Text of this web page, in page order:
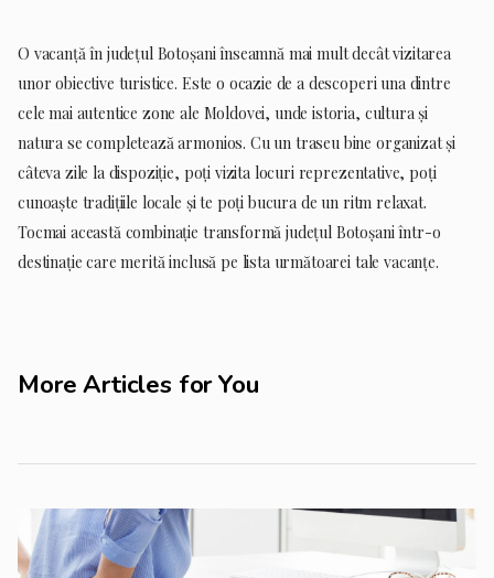
O vacanță în județul Botoșani înseamnă mai mult decât vizitarea
unor obiective turistice. Este o ocazie de a descoperi una dintre
cele mai autentice zone ale Moldovei, unde istoria, cultura și
natura se completează armonios. Cu un traseu bine organizat și
câteva zile la dispoziție, poți vizita locuri reprezentative, poți
cunoaște tradițiile locale și te poți bucura de un ritm relaxat.
Tocmai această combinație transformă județul Botoșani într-o
destinație care merită inclusă pe lista următoarei tale vacanțe.
More Articles for You